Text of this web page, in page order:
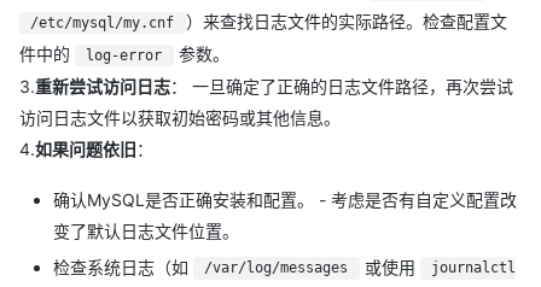
/etc/mysql/my.cnf
）来查找日志文件的实际路径。检查配置文
件中的
log-error
参数。
3.重新尝试访问日志： 一旦确定了正确的日志文件路径，再次尝试
访问日志文件以获取初始密码或其他信息。
4.如果问题依旧：
确认MySQL是否正确安装和配置。 - 考虑是否有自定义配置改
变了默认日志文件位置。
检查系统日志（如
/var/log/messages 或使用
journalctl